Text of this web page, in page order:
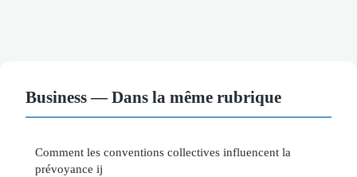
Business — Dans la même rubrique
Comment les conventions collectives influencent la
prévoyance ij